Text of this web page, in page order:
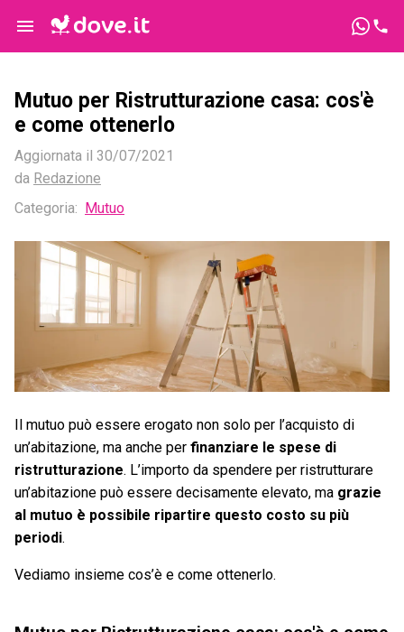
Mutuo per Ristrutturazione casa: cos'è
e come ottenerlo
Aggiornata il 30/07/2021
da Redazione
Categoria: Mutuo
Il mutuo può essere erogato non solo per l’acquisto di
un’abitazione, ma anche per finanziare le spese di
ristrutturazione. L’importo da spendere per ristrutturare
un’abitazione può essere decisamente elevato, ma grazie
al mutuo è possibile ripartire questo costo su più
periodi.
Vediamo insieme cos’è e come ottenerlo.